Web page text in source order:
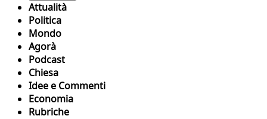
Attualità
Politica
Mondo
Agorà
Podcast
Chiesa
Idee e Commenti
Economia
Rubriche